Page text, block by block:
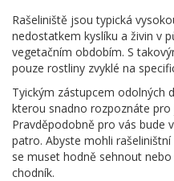
Rašeliniště jsou typická
nedostatkem kyslíku a živin v
vegetačním obdobím. S
pouze rostliny zvyklé na
Tyickým zástupcem odolných
kterou snadno rozpoznáte
Pravděpodobně pro vás bude
patro. Abyste mohli
se muset hodně sehnout
chodník.